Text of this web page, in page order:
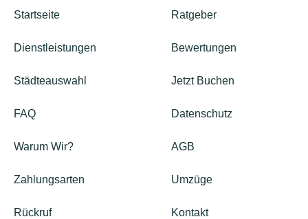
Startseite
Dienstleistungen
Städteauswahl
FAQ
Warum Wir?
Zahlungsarten
Rückruf
Ratgeber
Bewertungen
Jetzt Buchen
Datenschutz
AGB
Umzüge
Kontakt